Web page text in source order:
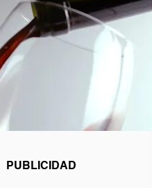
PUBLICIDAD